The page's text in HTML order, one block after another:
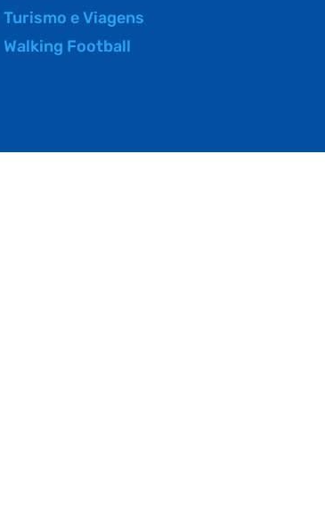
Turismo e Viagens
Walking Football